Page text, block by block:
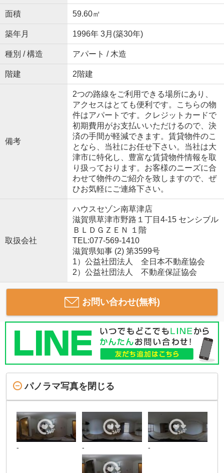
面積 59.60㎡
築年月 1996年 3月(築30年)
種別 / 構造 アパート / 木造
階建 2階建
備考
2つの路線をご利用できる場所にあり、
アクセスはとても便利です。こちらの物
件はアパートです。クレジットカードで
初期費用がお支払いいただけるので、決
済の手間が軽減できます。賃貸物件のこ
となら、当社にお任せ下さい。当社は大
津市に特化し、豊富な賃貸物件情報を取
り扱っております。お客様のニーズに合
わせて物件のご紹介を致しますので、ぜ
ひお気軽にご連絡下さい。
取扱会社
ハウスセゾン南草津店
滋賀県草津市野路１丁目4-15 センシブル
ＢＬＤＧＺＥＮ １階
TEL:077-569-1410
滋賀県知事 (2) 第3599号
1）公益社団法人 全日本不動産協会
2）公益社団法人 不動産保証協会
お問い合わせ(無料)
パノラマ写真を閉じる
- - -